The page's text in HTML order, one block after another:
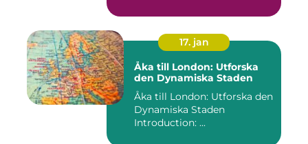
17. jan
Åka till London: Utforska
den Dynamiska Staden
Åka till London: Utforska den
Dynamiska Staden
Introduction: ...